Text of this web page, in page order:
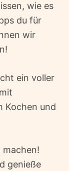
wie es
du für
wir
ein voller
Kochen und
machen!
genieße